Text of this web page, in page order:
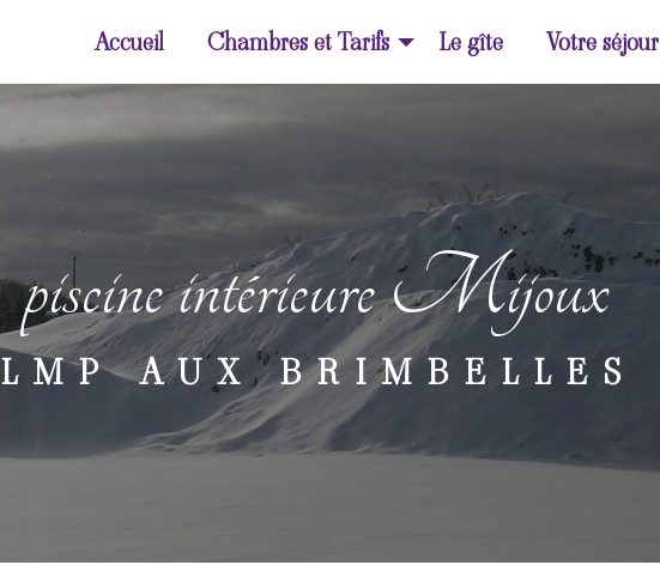
Accueil Chambres et Tarifs Le gîte Votre séjour
piscine intérieure Mijoux
LMP AUX BRIMBELLES